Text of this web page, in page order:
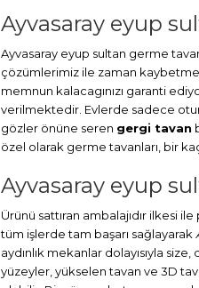
Ayvasaray eyup
Ayvasaray eyup sultan germe
çözümlerimiz ile zaman
memnun kalacagınızı garanti
verilmektedir. Evlerde sadece
gözler önüne seren gergi tavan
özel olarak germe tavanları, bir
Ayvasaray eyup
Ürünü sattıran ambalajıdır ilkesi
tüm işlerde tam başarı sağlayarak
aydınlık mekanlar dolayısıyla
yüzeyler, yükselen tavan ve 3D